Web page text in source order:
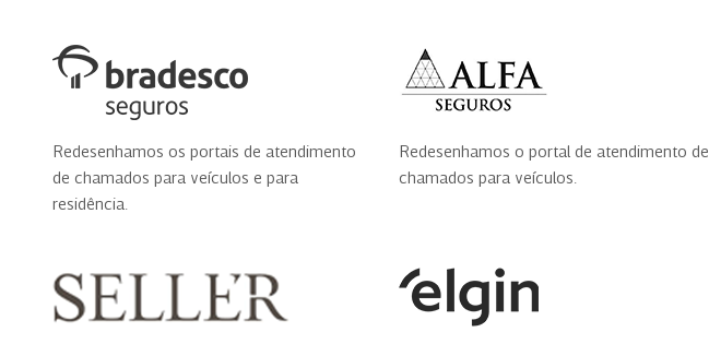
Redesenhamos os portais de atendimento
de chamados para veículos e para
residência.
Redesenhamos o portal de atendimento de
chamados para veículos.